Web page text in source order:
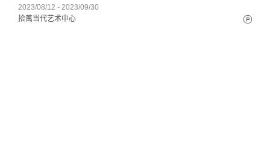
2023/08/12 - 2023/09/30
拾萬当代艺术中心